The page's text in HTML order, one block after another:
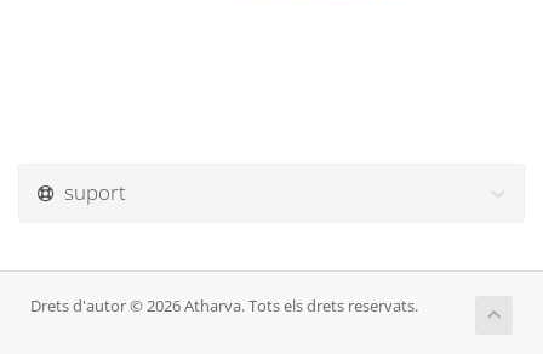
suport
Drets d'autor © 2026 Atharva. Tots els drets reservats.